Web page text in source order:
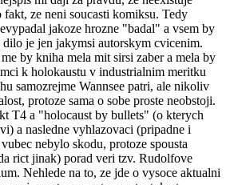
fakt, ze neni soucasti komiksu. Tedy
jakoze hrozne "badal" a vsem by
dilo je jen jakymsi autorskym cvicenim.
by kniha mela mit sirsi zaber a mela by
k holokaustu v industrialnim meritku
samozrejme Wannsee patri, ale nikoliv
protoze sama o sobe proste neobstoji.
T4 a "holocaust by bullets" (o kterych
a nasledne vyhlazovaci (pripadne i
nebylo skodu, protoze spousta
rict jinak) porad veri tzv. Rudolfove
Nehlede na to, ze jde o vysoce aktualni